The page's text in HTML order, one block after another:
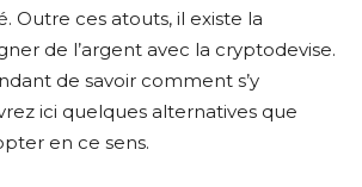
Outre ces atouts, il existe la
de l’argent avec la cryptodevise.
de savoir comment s’y
ici quelques alternatives que
en ce sens.